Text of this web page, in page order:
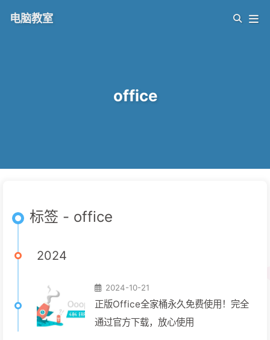
电脑教室
office
标签 - office
2024
2024-10-21
正版Office全家桶永久免费使用！完全
通过官方下载，放心使用